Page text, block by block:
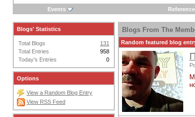
Events
Blogs From The
Random featured blog
Blogs' Statistics
Total Blogs
131
Total Entries
958
Today's Entries
0
Options
View a Random Blog Entry
View RSS Feed